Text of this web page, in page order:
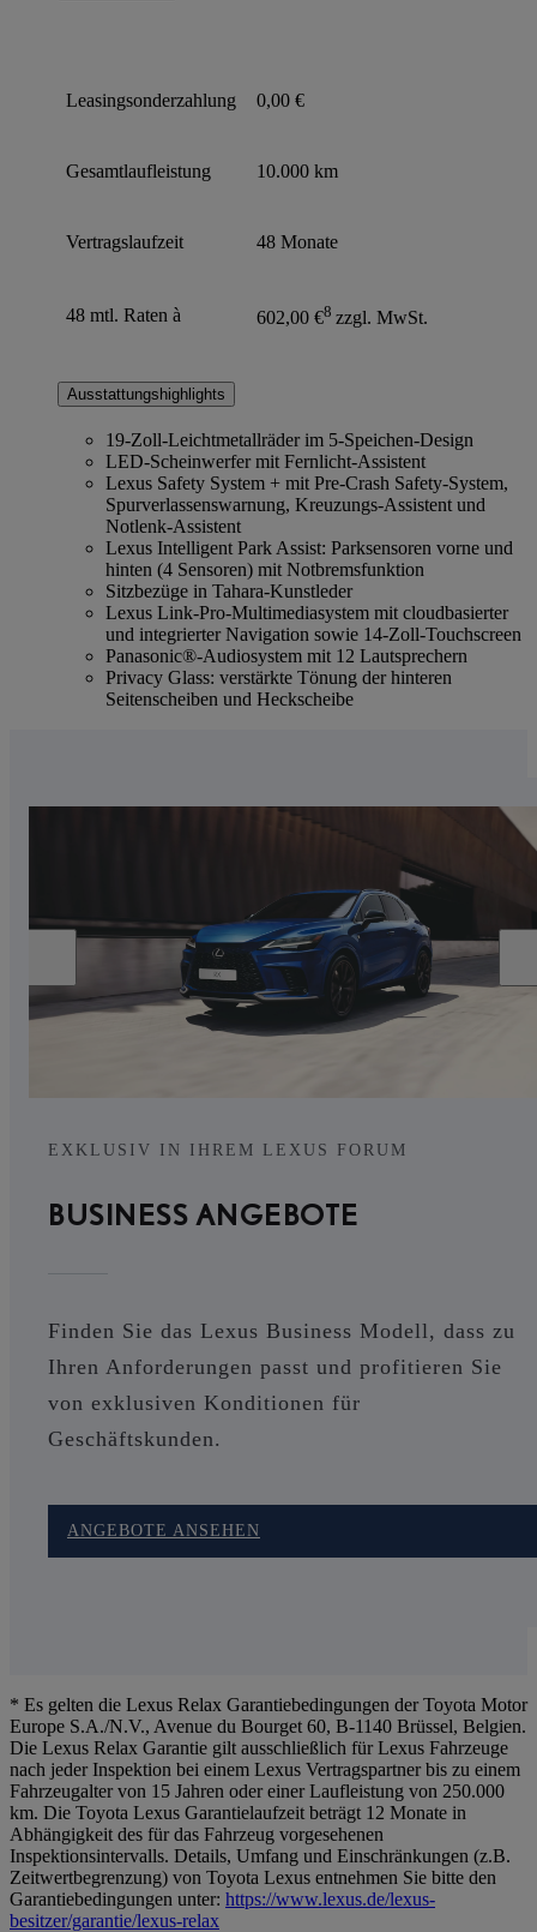
Leasingsonderzahlung 0,00 €
Gesamtlaufleistung 10.000 km
Vertragslaufzeit 48 Monate
48 mtl. Raten à 602,00 €8 zzgl. MwSt.
Ausstattungshighlights
19-Zoll-Leichtmetallräder im 5-Speichen-Design
LED-Scheinwerfer mit Fernlicht-Assistent
Lexus Safety System + mit Pre-Crash Safety-System,
Spurverlassenswarnung, Kreuzungs-Assistent und
Notlenk-Assistent
Lexus Intelligent Park Assist: Parksensoren vorne und
hinten (4 Sensoren) mit Notbremsfunktion
Sitzbezüge in Tahara-Kunstleder
Lexus Link-Pro-Multimediasystem mit cloudbasierter
und integrierter Navigation sowie 14-Zoll-Touchscreen
Panasonic®-Audiosystem mit 12 Lautsprechern
Privacy Glass: verstärkte Tönung der hinteren
Seitenscheiben und Heckscheibe
EXKLUSIV IN IHREM LEXUS FORUM
BUSINESS ANGEBOTE
Finden Sie das Lexus Business Modell, dass zu
Ihren Anforderungen passt und profitieren Sie
von exklusiven Konditionen für
Geschäftskunden.
ANGEBOTE ANSEHEN
* Es gelten die Lexus Relax Garantiebedingungen der Toyota Motor
Europe S.A./N.V., Avenue du Bourget 60, B-1140 Brüssel, Belgien.
Die Lexus Relax Garantie gilt ausschließlich für Lexus Fahrzeuge
nach jeder Inspektion bei einem Lexus Vertragspartner bis zu einem
Fahrzeugalter von 15 Jahren oder einer Laufleistung von 250.000
km. Die Toyota Lexus Garantielaufzeit beträgt 12 Monate in
Abhängigkeit des für das Fahrzeug vorgesehenen
Inspektionsintervalls. Details, Umfang und Einschränkungen (z.B.
Zeitwertbegrenzung) von Toyota Lexus entnehmen Sie bitte den
Garantiebedingungen unter: https://www.lexus.de/lexus-
besitzer/garantie/lexus-relax